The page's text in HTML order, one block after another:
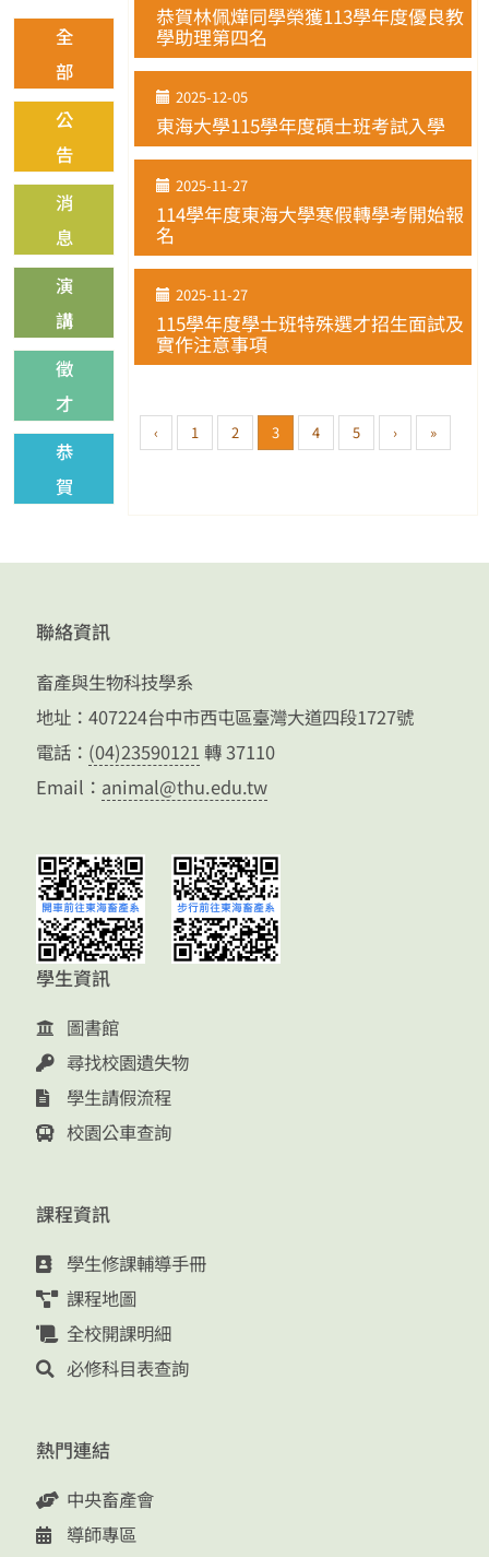
全
部
公
告
消
息
演
講
徵
才
恭
賀
恭賀林佩燁同學榮獲113學年度優良教
學助理第四名
2025-12-05
東海大學115學年度碩士班考試入學
2025-11-27
114學年度東海大學寒假轉學考開始報
名
2025-11-27
115學年度學士班特殊選才招生面試及
實作注意事項
‹ 1 2 3 4 5 › »
聯絡資訊
畜產與生物科技學系
地址：407224台中市西屯區臺灣大道四段1727號
電話： (04)23590121 轉 37110
Email： animal@thu.edu.tw
學生資訊
圖書館
尋找校園遺失物
學生請假流程
校園公車查詢
課程資訊
學生修課輔導手冊
課程地圖
全校開課明細
必修科目表查詢
熱門連結
中央畜產會
導師專區